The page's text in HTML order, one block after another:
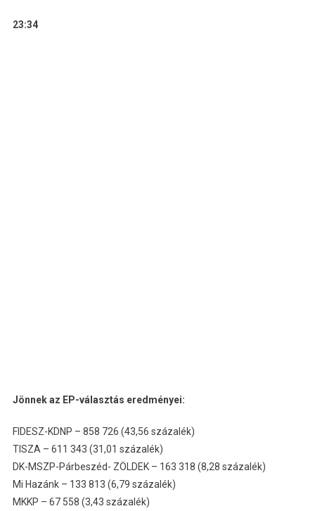
23:34
Jönnek az EP-választás eredményei:
FIDESZ-KDNP – 858 726 (43,56 százalék)
TISZA – 611 343 (31,01 százalék)
DK-MSZP-Párbeszéd- ZÖLDEK – 163 318 (8,28 százalék)
Mi Hazánk – 133 813 (6,79 százalék)
MKKP – 67 558 (3,43 százalék)